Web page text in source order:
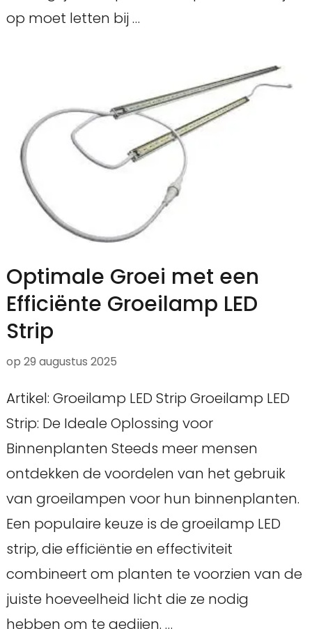
op moet letten bij …
Optimale Groei met een
Efficiënte Groeilamp LED
Strip
op 29 augustus 2025
Artikel: Groeilamp LED Strip Groeilamp LED
Strip: De Ideale Oplossing voor
Binnenplanten Steeds meer mensen
ontdekken de voordelen van het gebruik
van groeilampen voor hun binnenplanten.
Een populaire keuze is de groeilamp LED
strip, die efficiëntie en effectiviteit
combineert om planten te voorzien van de
juiste hoeveelheid licht die ze nodig
hebben om te gedijen. …